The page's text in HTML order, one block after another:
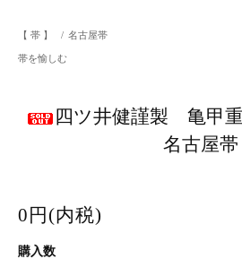
【 帯 】 / 名古屋帯
帯を愉しむ
四ツ井健謹製 亀甲
名古屋帯
0円(内税)
購入数